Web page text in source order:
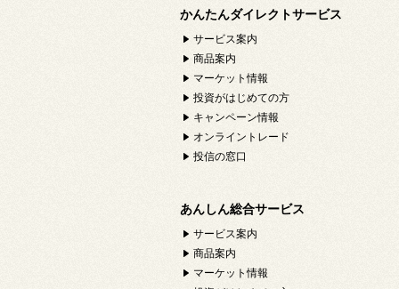
かんたんダイレクトサービス
サービス案内
商品案内
マーケット情報
投資がはじめての方
キャンペーン情報
オンライントレード
投信の窓口
あんしん総合サービス
サービス案内
商品案内
マーケット情報